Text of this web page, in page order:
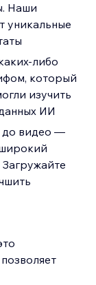
Наши
уникальные
либо
который
изучить
ИИ
до видео —